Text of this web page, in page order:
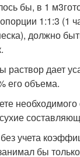
бы, в 1 м3
1:1:3 (1
должно
дает
его объема.
учета
бы